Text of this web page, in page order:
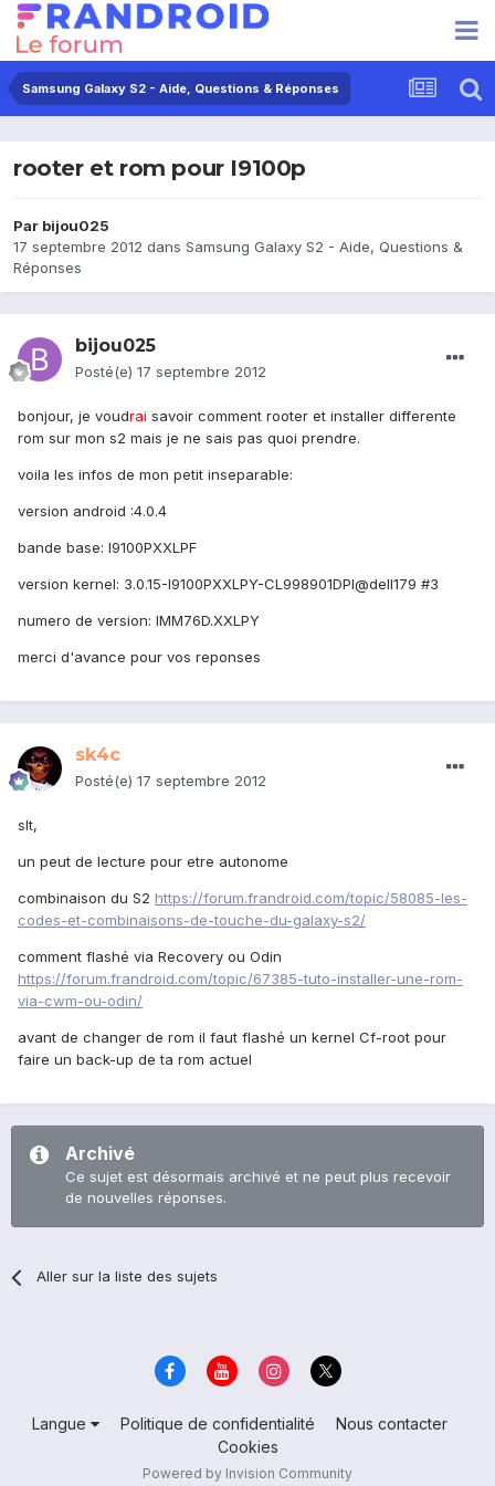
Samsung Galaxy S2 - Aide, Questions & Réponses
rooter et rom pour I9100p
Par bijou025
17 septembre 2012 dans Samsung Galaxy S2 - Aide, Questions &
Réponses
bijou025
Posté(e) 17 septembre 2012
bonjour, je voudrai savoir comment rooter et installer differente
rom sur mon s2 mais je ne sais pas quoi prendre.
voila les infos de mon petit inseparable:
version android :4.0.4
bande base: I9100PXXLPF
version kernel: 3.0.15-I9100PXXLPY-CL998901DPI@dell179 #3
numero de version: IMM76D.XXLPY
merci d'avance pour vos reponses
sk4c
Posté(e) 17 septembre 2012
slt,
un peut de lecture pour etre autonome
combinaison du S2 https://forum.frandroid.com/topic/58085-les-
codes-et-combinaisons-de-touche-du-galaxy-s2/
comment flashé via Recovery ou Odin
https://forum.frandroid.com/topic/67385-tuto-installer-une-rom-
via-cwm-ou-odin/
avant de changer de rom il faut flashé un kernel Cf-root pour
faire un back-up de ta rom actuel
Archivé
Ce sujet est désormais archivé et ne peut plus recevoir
de nouvelles réponses.
Aller sur la liste des sujets
Langue Politique de confidentialité
Nous contacter
Cookies
Powered by Invision Community